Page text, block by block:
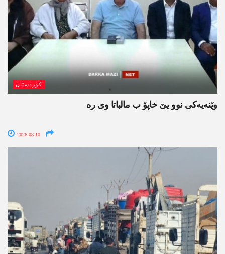
کوردستان
وێنه‌یه‌كی نوو یێ خاپۆ ب مالباتا وی ره‌
2026-08-10